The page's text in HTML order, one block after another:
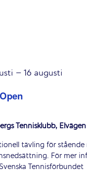
– 16 augusti
Tennisklubb,
tävling för
För mer
Tennisförbundet